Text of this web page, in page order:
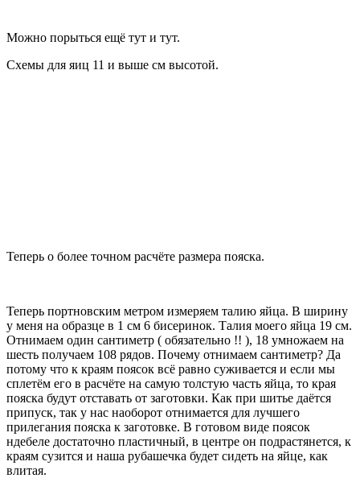
Можно порыться ещё тут и тут.
Схемы для яиц 11 и выше см высотой.
Теперь о более точном расчёте размера пояска.
Теперь портновским метром измеряем талию яйца. В ширину
у меня на образце в 1 см 6 бисеринок. Талия моего яйца 19 см.
Отнимаем один сантиметр ( обязательно !! ), 18 умножаем на
шесть получаем 108 рядов. Почему отнимаем сантиметр? Да
потому что к краям поясок всё равно суживается и если мы
сплетём его в расчёте на самую толстую часть яйца, то края
пояска будут отставать от заготовки. Как при шитье даётся
припуск, так у нас наоборот отнимается для лучшего
прилегания пояска к заготовке. В готовом виде поясок
ндебеле достаточно пластичный, в центре он подрастянется, к
краям сузится и наша рубашечка будет сидеть на яйце, как
влитая.